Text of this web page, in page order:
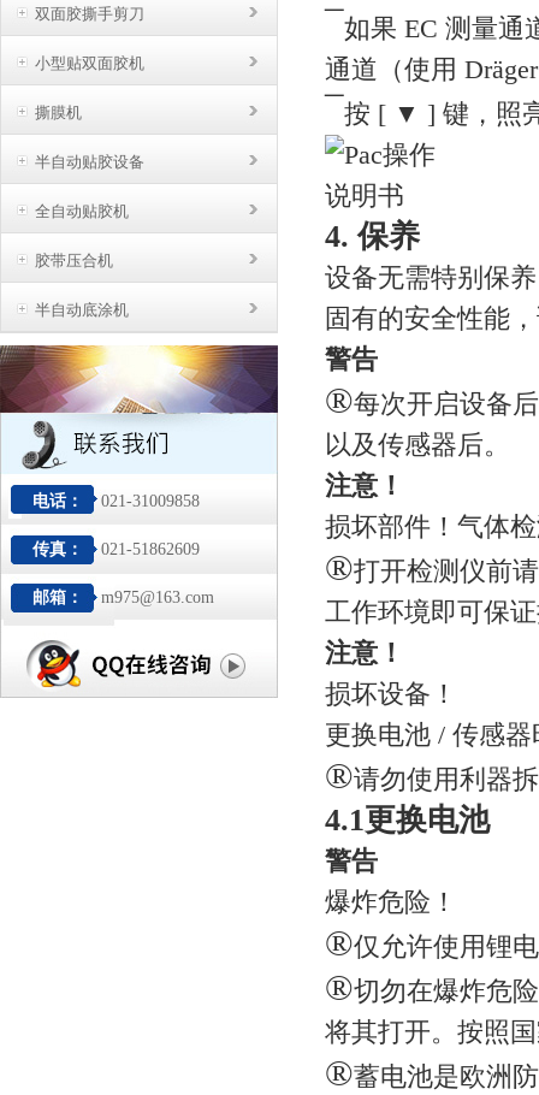
双面胶撕手剪刀
小型贴双面胶机
撕膜机
半自动贴胶设备
全自动贴胶机
胶带压合机
半自动底涂机
电话： 021-31009858
传真： 021-51862609
邮箱： m975@163.com
¯如果 EC 测量通
通道（使用
¯按 [ ▼ ] 键，照
4. 保养
设备无需特别保
固有的安全性能
警告
®每次开启设备
以及传感器后。
注意！
损坏部件！气体
®打开检测仪前
工作环境即可保
注意！
损坏设备！
更换电池 / 传感
®请勿使用利器
4.1更换电池
警告
爆炸危险！
®仅允许使用锂
®切勿在爆炸危
将其打开。按照
®蓄电池是欧洲